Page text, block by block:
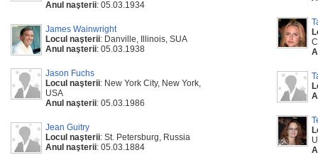
Anul naşterii: 05.03.1934
James Wainwright
Locul naşterii: Danville, Illinois, SUA
Anul naşterii: 05.03.1938
Jason Fuchs
Locul naşterii: New York City, New York,
USA
Anul naşterii: 05.03.1986
Jean Guitry
Locul naşterii: St. Petersburg, Russia
Anul naşterii: 05.03.1884